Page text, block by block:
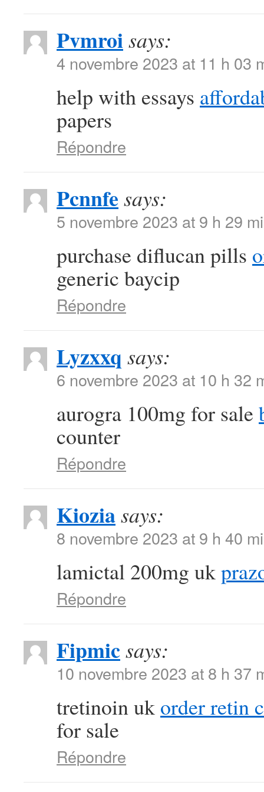
Pvmroisays:
4 novembre 2023 at 11 h 03
help with essays
papers
Répondre
Pcnnfe says:
5 novembre 2023 at 9 h 29
purchase diflucan pills
generic baycip
Répondre
Lyzxxq says:
6 novembre 2023 at 10 h 32
aurogra 100mg for sale
counter
Répondre
Kioziasays:
8 novembre 2023 at 9 h 40
lamictal 200mg uk
Répondre
Fipmicsays:
10 novembre 2023 at 8 h 37
tretinoin uk order retin
for sale
Répondre